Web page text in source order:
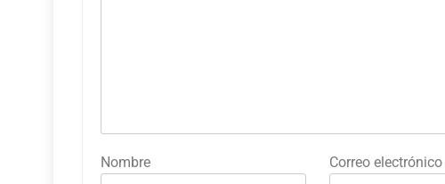
Nombre Correo electrónico